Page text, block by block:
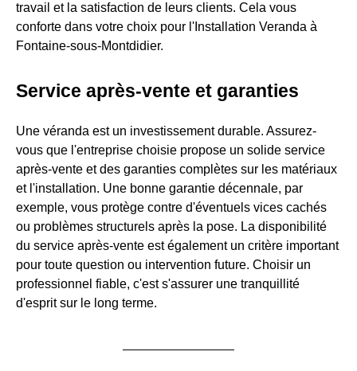
travail et la satisfaction de leurs clients. Cela vous
conforte dans votre choix pour l'Installation Veranda à
Fontaine-sous-Montdidier.
Service après-vente et garanties
Une véranda est un investissement durable. Assurez-
vous que l'entreprise choisie propose un solide service
après-vente et des garanties complètes sur les matériaux
et l'installation. Une bonne garantie décennale, par
exemple, vous protège contre d'éventuels vices cachés
ou problèmes structurels après la pose. La disponibilité
du service après-vente est également un critère important
pour toute question ou intervention future. Choisir un
professionnel fiable, c'est s'assurer une tranquillité
d'esprit sur le long terme.